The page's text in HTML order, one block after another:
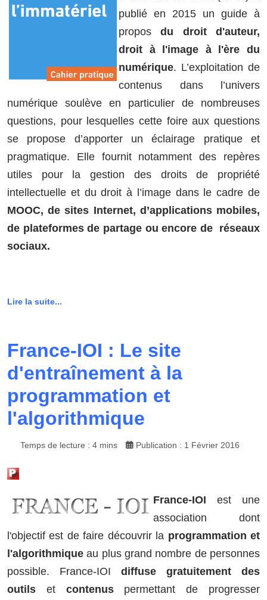
publié en 2015 un guide à
proposdu droit d'auteur,
droit à l'image à l'ère du
numérique. L’exploitation de
contenus dans l’univers
numérique soulève en particulier de nombreuses
questions, pour lesquelles cette foire aux questions
se propose d’apporter un éclairage pratique et
pragmatique. Elle fournit notamment des repères
utiles pour la gestion des droits de propriété
intellectuelle et du droit à l’image dans le cadre de
MOOC, de sites Internet, d’applications mobiles,
de plateformes de partage ou encore de réseaux
sociaux.
Lire la suite...
France-IOI : Le site
d'entraînement à la
programmation et
l'algorithmique
Temps de lecture : 4 mins Publication : 1 Février 2016
France-IOI est une
association dont
l'objectif est de faire découvrir la programmation et
l'algorithmique au plus grand nombre de personnes
possible. France-IOI diffuse gratuitement des
outils et contenuspermettant de progresser